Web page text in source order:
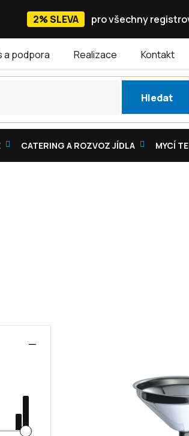
2% SLEVA pro všechny
a podpora Realizace Kontakt
Hledat
CATERING A ROZVOZ JÍDLA MYCÍ